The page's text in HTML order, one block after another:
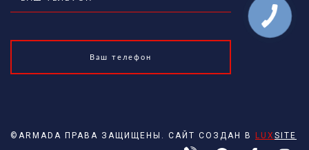
©ARMADA ПРАВА ЗАЩИЩЕНЫ. САЙТ СОЗДАН В LUX SITE